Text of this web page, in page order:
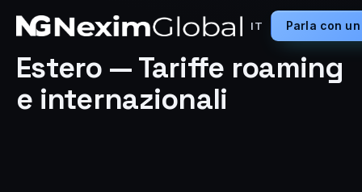
IT Parla con
Estero — Tariffe roaming
e internazionali